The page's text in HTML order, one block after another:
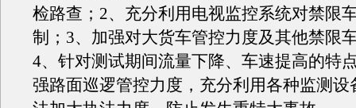
检路查；2、充分利用电视监控系统对禁限
制；3、加强对大货车管控力度及其他禁限
4、针对测试期间流量下降、车速提高的特
强路面巡逻管控力度，充分利用各种监测设